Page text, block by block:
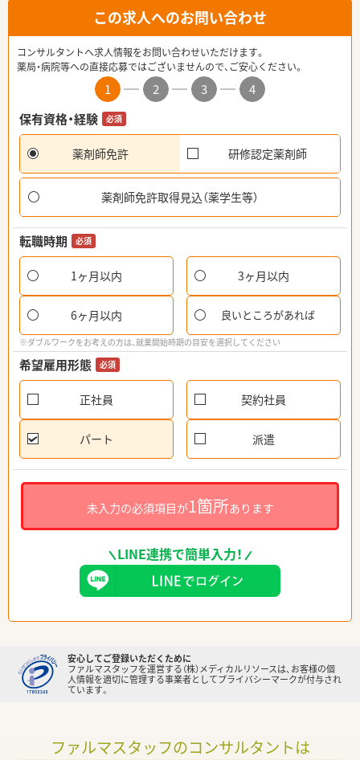
この求人へのお問い合わせ
コンサルタントへ求人情報をお問い合わせいただけます。
薬局・病院等への直接応募ではございませんので、ご安心ください。
1 2 3
4
保有資格・経験
必須
薬剤師免許 研修認定薬剤師
薬剤師免許取得見込（薬学生等）
転職時期 必須
1ヶ月以内 3ヶ月以内
6ヶ月以内 良いところがあれば
※ダブルワークをお考えの方は、就業開始時期の目安を選択してください
希望雇用形態 必須
正社員 契約社員
パート 派遣
未入力の必須項目が1箇所あります
LINE連携で簡単入力！
安心してご登録いただくために
ファルマスタッフを運営する（株）メディカルリソースは、お客様の個
人情報を適切に管理する事業者としてプライバシーマークが付与され
ています。
ファルマスタッフのコンサルタントは